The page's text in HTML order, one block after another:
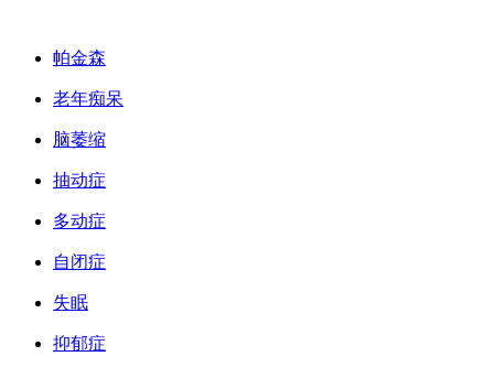
帕金森
老年痴呆
脑萎缩
抽动症
多动症
自闭症
失眠
抑郁症